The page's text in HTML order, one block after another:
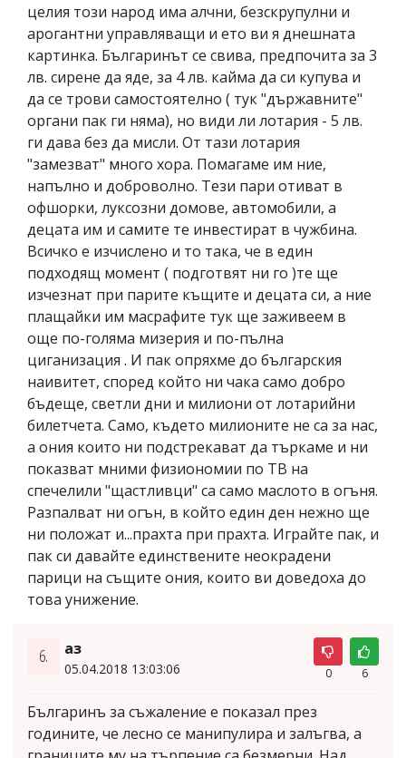
целия този народ има алчни, безскрупулни и
арогантни управляващи и ето ви я днешната
картинка. Българинът се свива, предпочита за 3
лв. сирене да яде, за 4 лв. кайма да си купува и
да се трови самостоятелно ( тук "държавните"
органи пак ги няма), но види ли лотария - 5 лв.
ги дава без да мисли. От тази лотария
"замезват" много хора. Помагаме им ние,
напълно и доброволно. Тези пари отиват в
офшорки, луксозни домове, автомобили, а
децата им и самите те инвестират в чужбина.
Всичко е изчислено и то така, че в един
подходящ момент ( подготвят ни го )те ще
изчезнат при парите къщите и децата си, а ние
плащайки им масрафите тук ще заживеем в
още по-голяма мизерия и по-пълна
циганизация . И пак опряхме до българския
наивитет, според който ни чака само добро
бъдеще, светли дни и милиони от лотарийни
билетчета. Само, където милионите не са за нас,
а ония които ни подстрекават да търкаме и ни
показват мними физиономии по ТВ на
спечелили "щастливци" са само маслото в огъня.
Разпалват ни огън, в който един ден нежно ще
ни положат и...прахта при прахта. Играйте пак, и
пак си давайте единствените неокрадени
парици на същите ония, които ви доведоха до
това унижение.
6. аз
05.04.2018 13:03:06 0 6
Българинъ за съжаление е показал през
годините, че лесно се манипулира и залъгва, а